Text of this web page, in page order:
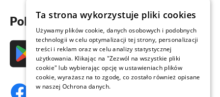
Pobierz aplikację już teraz
Ta strona wykorzystuje pliki cookies
Używamy plików cookie, danych osobowych i podobnych
technologii w celu optymalizacji tej strony, personalizacji
treści i reklam oraz w celu analizy statystycznej
użytkowania. Klikając na "Zezwól na wszystkie pliki
cookie" lub wybierając opcję w ustawieniach plików
cookie, wyrażasz na to zgodę, co zostało również opisane
w naszej Ochrona danych.